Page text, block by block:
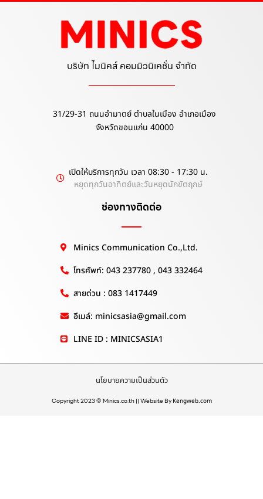
บริษัท ไมนิคส์ คอมมิวนิเคชั่น จำกัด
31/29-31 ถนนอำมาตย์ ตำบลในเมือง อำเภอเมือง
จังหวัดขอนแก่น 40000
เปิดให้บริการทุกวัน เวลา 08:30 - 17:30 น.
หยุดทุกวันอาทิตย์และวันหยุดนักขัตฤกษ์
ช่องทางติดต่อ
Minics Communication Co.,Ltd.
โทรศัพท์: 043 237780 , 043 332464
สายด่วน : 083 1417449
อีเมล์: minicsasia@gmail.com
LINE ID : MINICSASIA1
Copyright 2023 © Minics.co.th || Website By Kengweb.com
นโยบายความเป็นส่วนตัว